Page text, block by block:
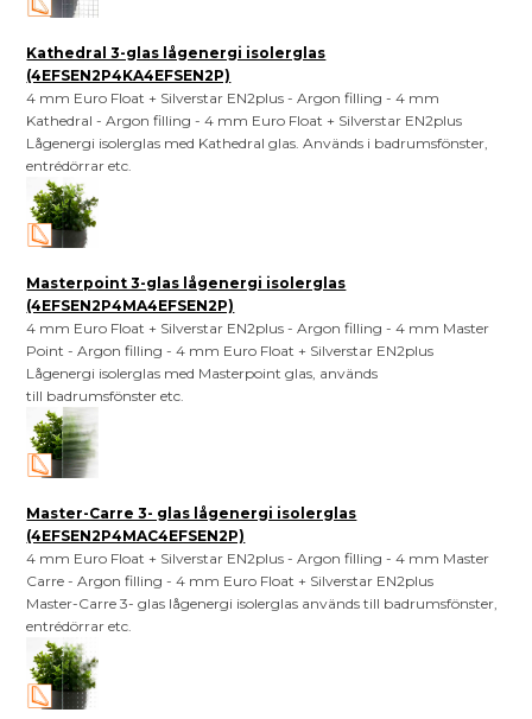
Kathedral 3-glas lågenergi isolerglas
(4EFSEN2P4KA4EFSEN2P)
4 mm Euro Float + Silverstar EN2plus - Argon filling - 4 mm
Kathedral - Argon filling - 4 mm Euro Float + Silverstar EN2plus
Lågenergi isolerglas med Kathedral glas. Används i badrumsfönster,
entrédörrar etc.
Masterpoint 3-glas lågenergi isolerglas
(4EFSEN2P4MA4EFSEN2P)
4 mm Euro Float + Silverstar EN2plus - Argon filling - 4 mm Master
Point - Argon filling - 4 mm Euro Float + Silverstar EN2plus
Lågenergi isolerglas med Masterpoint glas, används
till badrumsfönster etc.
Master-Carre 3- glas lågenergi isolerglas
(4EFSEN2P4MAC4EFSEN2P)
4 mm Euro Float + Silverstar EN2plus - Argon filling - 4 mm Master
Carre - Argon filling - 4 mm Euro Float + Silverstar EN2plus
Master-Carre 3- glas lågenergi isolerglas används till badrumsfönster,
entrédörrar etc.